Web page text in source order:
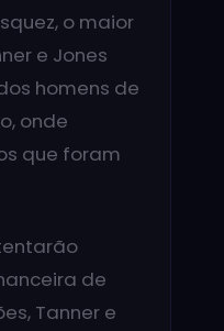
o maior
e Jones
homens de
onde
que foram
de
Tanner e